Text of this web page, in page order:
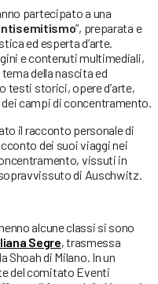
partecipato a una
”, preparata e
ed esperta d’arte.
e contenuti multimediali,
della nascita ed
testi storici, opere d’arte,
campi di concentramento.
il racconto personale di
dei suoi viaggi nei
vissuti in
di Auschwitz.
alcune classi si sono
Segre, trasmessa
Shoah di Milano. In un
del comitato Eventi